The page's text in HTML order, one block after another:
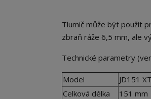
Tlumič může být použit
zbraň ráže 6,5 mm, ale
Technické parametry
Model
JD151
Celková délka
151 mm